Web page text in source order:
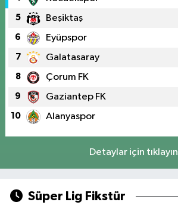
5 Beşiktaş
6 Eyüpspor
7 Galatasaray
8 Çorum FK
9 Gaziantep FK
10 Alanyaspor
Detaylar için tıklayın
Süper Lig Fikstür